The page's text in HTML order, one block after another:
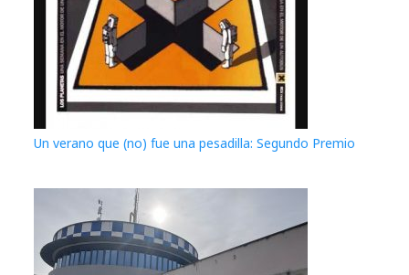
Un verano que (no) fue una pesadilla: Segundo Premio